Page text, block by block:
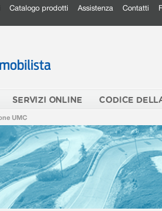
Catalogo prodotti Assistenza Contatti
SERVIZI ONLINE CODICE
UMC